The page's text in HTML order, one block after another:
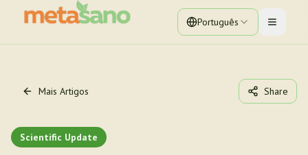
Português Toggle
Mais Artigos Share
Scientific Update